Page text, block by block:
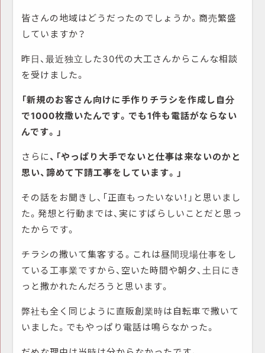
皆さんの地域はどうだったのでしょうか。商売繁盛
していますか？
昨日、最近独立した30代の大工さんからこんな相談
を受けました。
「新規のお客さん向けに手作りチラシを作成し自分
で1000枚撒いたんです。でも1件も電話がならない
んです。」
さらに、「やっぱり大手でないと仕事は来ないのかと
思い、諦めて下請工事をしています。」
その話をお聞きし、「正直もったいない！」と思いまし
た。発想と行動までは、実にすばらしいことだと思っ
たからです。
チラシの撒いて集客する。これは昼間現場仕事をし
ている工事業ですから、空いた時間や朝夕、土日にき
っと撒かれたんだろうと思います。
弊社も全く同じように直販創業時は自転車で撒いて
いました。でもやっぱり電話は鳴らなかった。